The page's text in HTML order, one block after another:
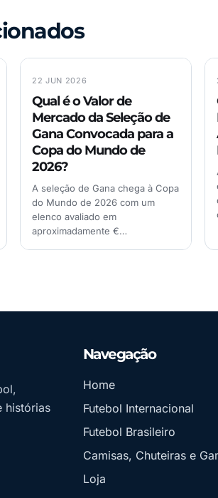
22 JUN 2026
Qual é o Valor de
Mercado da Seleção de
Gana Convocada para a
Copa do Mundo de
2026?
A seleção de Gana chega à Copa
do Mundo de 2026 com um
elenco avaliado em
aproximadamente €…
histórias
Navegação
Home
Futebol Internacional
Futebol Brasileiro
Camisas, Chuteiras e
Loja